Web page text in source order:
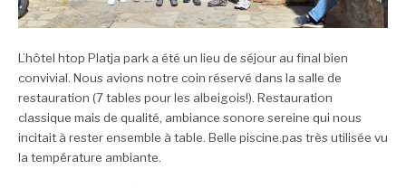
L’hôtel htop Platja park a été un lieu de séjour au final bien
convivial. Nous avions notre coin réservé dans la salle de
restauration (7 tables pour les albeigois!). Restauration
classique mais de qualité, ambiance sonore sereine qui nous
incitait à rester ensemble à table. Belle piscine.pas très utilisée vu
la température ambiante.